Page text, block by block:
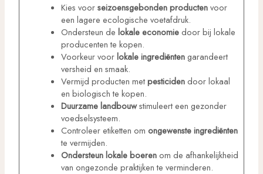
Kies voorseizoensgebonden productenvoor
een lagere ecologische voetafdruk.
Ondersteun de lokale economiedoor bij lokale
producenten te kopen.
Voorkeur voorlokale ingrediëntengarandeert
versheid en smaak.
Vermijd producten metpesticidendoor lokaal
en biologisch te kopen.
Duurzame landbouwstimuleert een gezonder
voedselsysteem.
Controleer etiketten om ongewenste ingrediënten
te vermijden.
Ondersteun lokale boerenom de afhankelijkheid
van ongezonde praktijken te verminderen.